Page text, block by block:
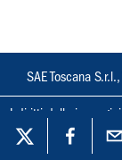
SAE Toscana
I diritti delle immagini
loro riproduzione